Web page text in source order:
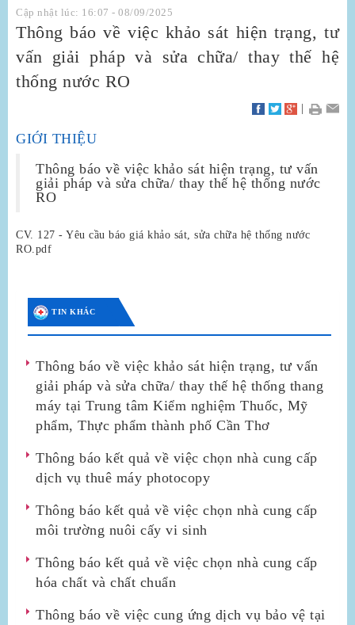
Cập nhật lúc: 16:07 - 08/09/2025
Thông báo về việc khảo sát hiện trạng, tư
vấn giải pháp và sửa chữa/ thay thế hệ
thống nước RO
GIỚI THIỆU
Thông báo về việc khảo sát hiện trạng, tư vấn
giải pháp và sửa chữa/ thay thế hệ thống nước
RO
CV. 127 - Yêu cầu báo giá khảo sát, sửa chữa hệ thống nước
RO.pdf
TIN KHÁC
Thông báo về việc khảo sát hiện trạng, tư vấn
giải pháp và sửa chữa/ thay thế hệ thống thang
máy tại Trung tâm Kiểm nghiệm Thuốc, Mỹ
phẩm, Thực phẩm thành phố Cần Thơ
Thông báo kết quả về việc chọn nhà cung cấp
dịch vụ thuê máy photocopy
Thông báo kết quả về việc chọn nhà cung cấp
môi trường nuôi cấy vi sinh
Thông báo kết quả về việc chọn nhà cung cấp
hóa chất và chất chuẩn
Thông báo về việc cung ứng dịch vụ bảo vệ tại